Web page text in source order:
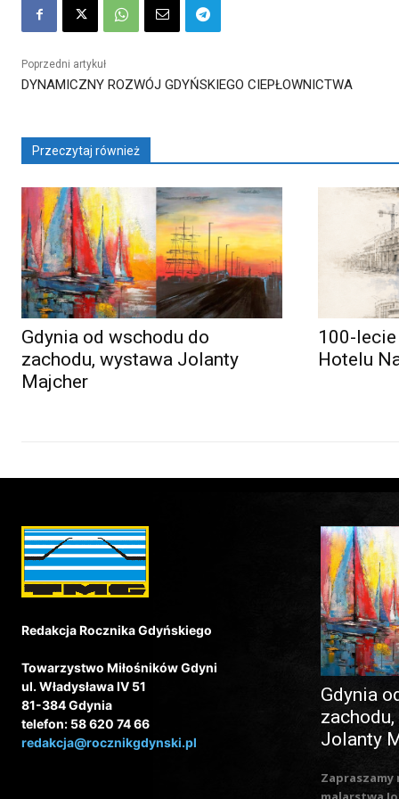
Poprzedni artykuł
DYNAMICZNY ROZWÓJ GDYŃSKIEGO CIEPŁOWNICTWA
Przeczytaj również
Gdynia od wschodu do
zachodu, wystawa Jolanty
Majcher
100-
Hotelu
Redakcja Rocznika Gdyńskiego
Towarzystwo Miłośników Gdyni
ul. Władysława IV 51
81-384 Gdynia
telefon: 58 620 74 66
redakcja@rocznikgdynski.pl
Gdynia
Jolanty
Zapraszamy